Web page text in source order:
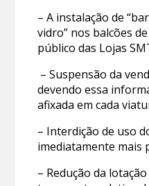
– A instalação de
vidro” nos balcões
público das Lojas
– Suspensão da
devendo essa
afixada em cada
– Interdição de uso
imediatamente mais
– Redução da